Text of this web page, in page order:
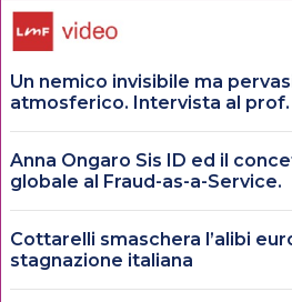
Un nemico invisibile ma
atmosferico. Intervista al prof.
Anna Ongaro Sis ID ed il
globale al Fraud-as-a-Service.
Cottarelli smaschera l’alibi
stagnazione italiana